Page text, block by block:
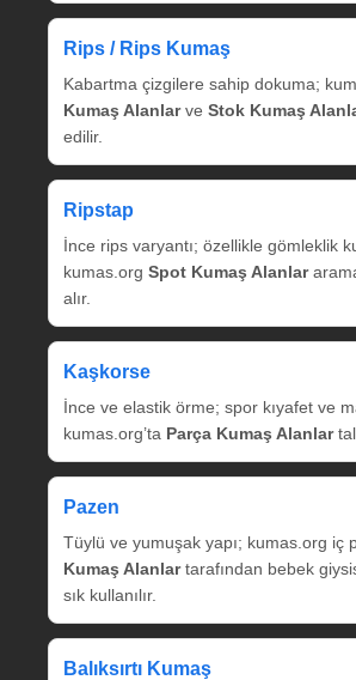
Rips / Rips Kumaş
Kabartma çizgilere sahip dokuma;
Kumaş Alanlarve Stok Kumaş
edilir.
Ripstap
İnce rips varyantı; özellikle gömleklik
kumas.org Spot Kumaş Alanlar
alır.
Kaşkorse
İnce ve elastik örme; spor kıyafet ve
kumas.org’ta Parça Kumaş Alanlar
Pazen
Tüylü ve yumuşak yapı; kumas.org iç
Kumaş Alanlartarafından bebek
sık kullanılır.
Balıksırtı Kumaş